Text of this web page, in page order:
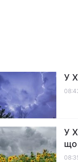
У
У
що